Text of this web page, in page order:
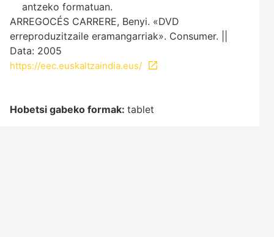
antzeko formatuan.
ARREGOCÉS CARRERE, Benyi. «DVD
erreproduzitzaile eramangarriak». Consumer. ||
Data: 2005
https://eec.euskaltzaindia.eus/
Hobetsi gabeko formak: tablet